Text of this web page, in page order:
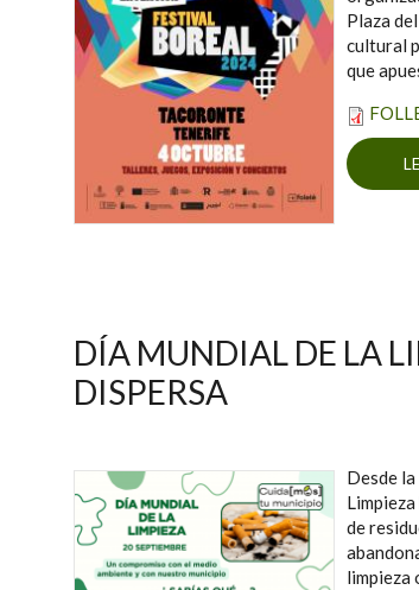
Plaza
cultural
que
DÍA MUNDIAL DE LA
DISPERSA
Desde
de
limpieza